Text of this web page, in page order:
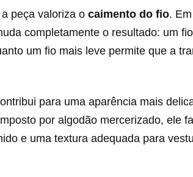
peça valoriza o caimento do fio.
completamente o resultado: um
um fio mais leve permite que a
para uma aparência mais
por algodão mercerizado, ele
e uma textura adequada para